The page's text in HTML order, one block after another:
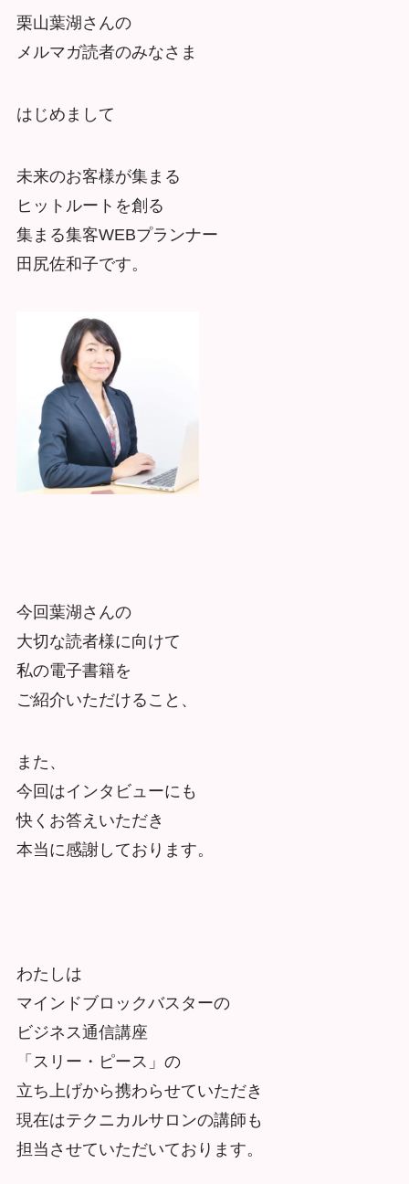
栗山葉湖さんの
メルマガ読者のみなさま
はじめまして
未来のお客様が集まる
ヒットルートを創る
集まる集客WEBプランナー
田尻佐和子です。
今回葉湖さんの
大切な読者様に向けて
私の電子書籍を
ご紹介いただけること、
また、
今回はインタビューにも
快くお答えいただき
本当に感謝しております。
わたしは
マインドブロックバスターの
ビジネス通信講座
「スリー・ピース」の
立ち上げから携わらせていただき
現在はテクニカルサロンの講師も
担当させていただいております。